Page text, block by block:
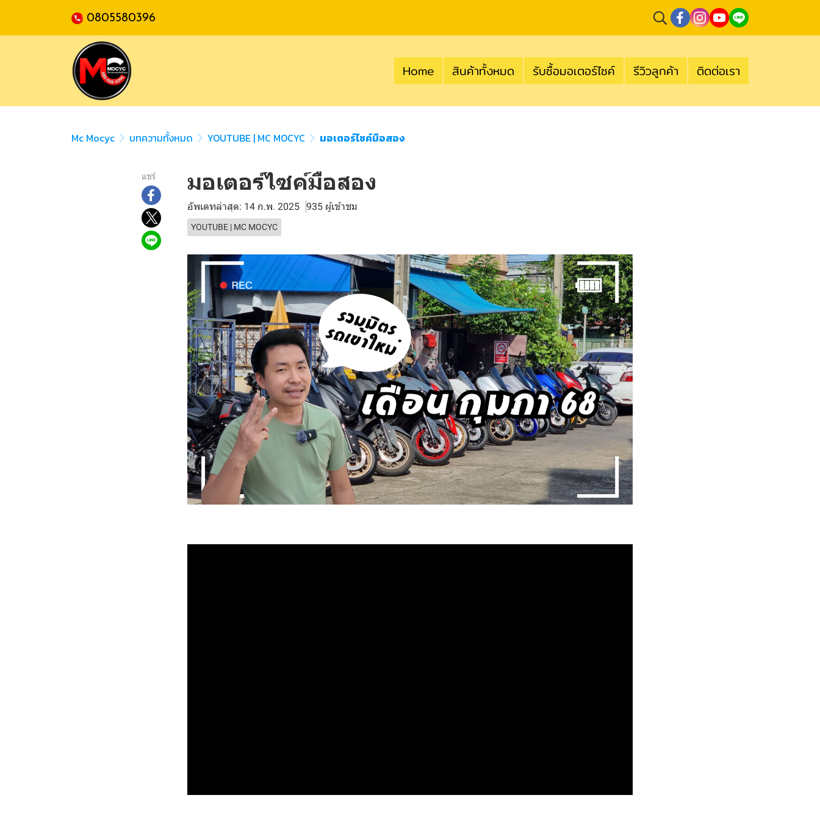
0805580396
Home สินค้าทั้งหมด รับซื้อมอเตอร์ไซค์ รีวิวลูกค้า ติดต่อเรา
Mc Mocyc บทความทั้งหมด YOUTUBE | MC MOCYC มอเตอร์ไซค์มือสอง
แชร์ มอเตอร์ไซค์มือสอง
อัพเดทล่าสุด: 14 ก.พ. 2025 935 ผู้เข้าชม
YOUTUBE | MC MOCYC